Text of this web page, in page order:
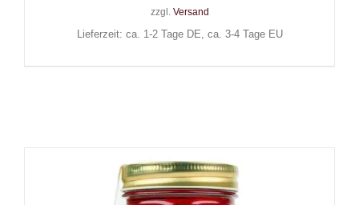
zzgl. Versand
Lieferzeit: ca. 1-2 Tage DE, ca. 3-4 Tage EU